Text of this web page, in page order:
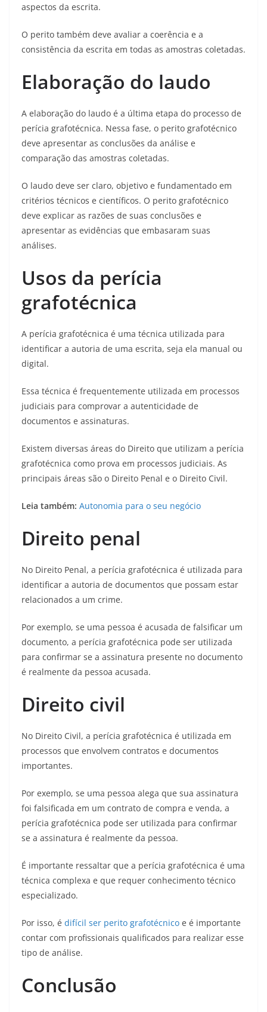
aspectos da escrita.
O perito também deve avaliar a coerência e a
consistência da escrita em todas as amostras coletadas.
Elaboração do laudo
A elaboração do laudo é a última etapa do processo de
perícia grafotécnica. Nessa fase, o perito grafotécnico
deve apresentar as conclusões da análise e
comparação das amostras coletadas.
O laudo deve ser claro, objetivo e fundamentado em
critérios técnicos e científicos. O perito grafotécnico
deve explicar as razões de suas conclusões e
apresentar as evidências que embasaram suas
análises.
Usos da perícia
grafotécnica
A perícia grafotécnica é uma técnica utilizada para
identificar a autoria de uma escrita, seja ela manual ou
digital.
Essa técnica é frequentemente utilizada em processos
judiciais para comprovar a autenticidade de
documentos e assinaturas.
Existem diversas áreas do Direito que utilizam a perícia
grafotécnica como prova em processos judiciais. As
principais áreas são o Direito Penal e o Direito Civil.
Leia também: Autonomia para o seu negócio
Direito penal
No Direito Penal, a perícia grafotécnica é utilizada para
identificar a autoria de documentos que possam estar
relacionados a um crime.
Por exemplo, se uma pessoa é acusada de falsificar um
documento, a perícia grafotécnica pode ser utilizada
para confirmar se a assinatura presente no documento
é realmente da pessoa acusada.
Direito civil
No Direito Civil, a perícia grafotécnica é utilizada em
processos que envolvem contratos e documentos
importantes.
Por exemplo, se uma pessoa alega que sua assinatura
foi falsificada em um contrato de compra e venda, a
perícia grafotécnica pode ser utilizada para confirmar
se a assinatura é realmente da pessoa.
É importante ressaltar que a perícia grafotécnica é uma
técnica complexa e que requer conhecimento técnico
especializado.
Por isso, é difícil ser perito grafotécnico e é importante
contar com profissionais qualificados para realizar esse
tipo de análise.
Conclusão